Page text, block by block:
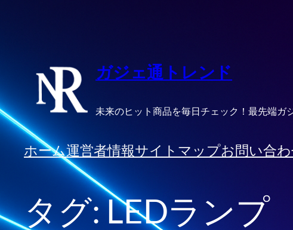
ッ
プ
ガジェ通トレンド
未来のヒット商品を毎日チェック！最先端ガ
ホーム運営者情報サイトマップお問い合
タグ:LEDランプ